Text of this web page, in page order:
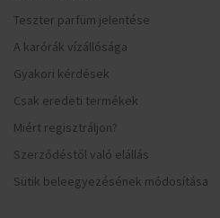
Teszter parfüm jelentése
A karórák vízállósága
Gyakori kérdések
Csak eredeti termékek
Miért regisztráljon?
Szerződéstől való elállás
Sütik beleegyezésének módosítása